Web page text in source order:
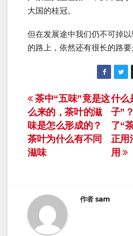
大国的桂冠。
但在发展途中我们仍不可掉
的路上，依然还有很长的路要
文
章
导
航
什么
子”
了“
正用
用
茶中“五味”竟是这
么来的，茶叶的滋
味是怎么形成的？
茶叶为什么有不同
滋味
作者 sam